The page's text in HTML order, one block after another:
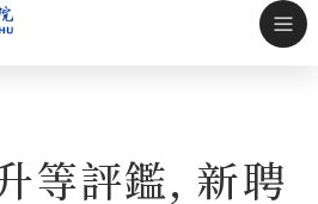
等評鑑,新聘